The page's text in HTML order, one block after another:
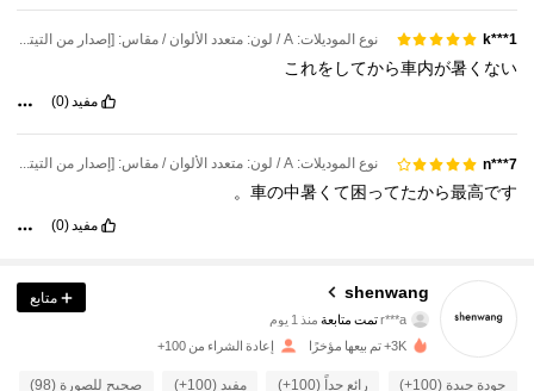
k***1 نوع الموديلات: A / لون: متعدد الألوان / مقاس: [إصدار من التيتانيوم الفضي] مظلة شمسية بمعامل حماية من الشمس 200+ (عزل حراري بنسبة 90%)
これをしてから車内が暑くない
مفيد(0)
n***7 نوع الموديلات: A / لون: متعدد الألوان / مقاس: [إصدار من التيتانيوم الفضي] مظلة شمسية بمعامل حماية من الشمس 200+ (عزل حراري بنسبة 90%)
車の中暑くて困ってたから最高です。
مفيد(0)
shenwang
4.74
94 متابعون
4.74
94 متابعون
متابع
3K+ تم بيعها مؤخرًا إعادة الشراء من 100+
جودة جيدة (100+) رائع جداً (100+) مفيد (100+) صحيح للصورة (98)